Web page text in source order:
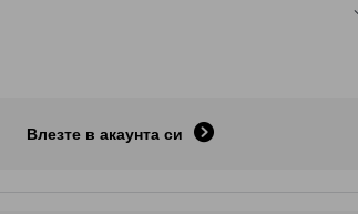
Влезте в акаунта си